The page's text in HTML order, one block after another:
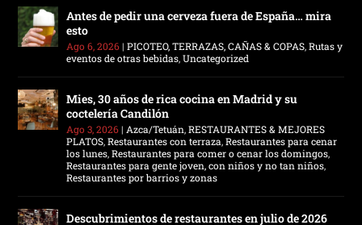
Antes de pedir una cerveza fuera de España… mira
esto
Ago 6, 2026|PICOTEO, TERRAZAS, CAÑAS & COPAS,Rutas y
eventos de otras bebidas,Uncategorized
Mies, 30 años de rica cocina en Madrid y su
coctelería Candilón
Ago 3, 2026| Azca/Tetuán,RESTAURANTES & MEJORES
PLATOS,Restaurantes con terraza,Restaurantes para cenar
los lunes,Restaurantes para comer o cenar los domingos,
Restaurantes para gente joven, con niños y no tan niños,
Restaurantes por barrios y zonas
Descubrimientos de restaurantes en julio de 2026